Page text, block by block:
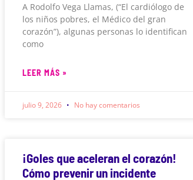
A Rodolfo Vega Llamas, (“El cardiólogo de
los niños pobres, el Médico del gran
corazón”), algunas personas lo identifican
como
LEER MÁS »
julio 9, 2026 No hay comentarios
¡Goles que aceleran el corazón!
Cómo prevenir un incidente